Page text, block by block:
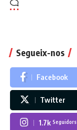
Segueix-nos
Facebook
Twitter
1.7k Seguidors